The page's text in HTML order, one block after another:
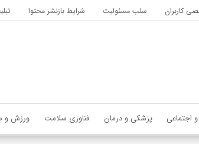
کاربران سلب مسئولیت شرایط بازنشر محتوا
اجتماعی پزشکی و درمان فناوری سلامت ورزش و